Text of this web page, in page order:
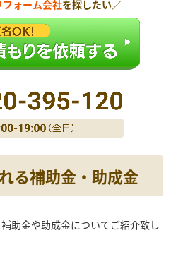
ォーム会社を探したい／
る補助金・助成金
助金や助成金についてご紹介致し